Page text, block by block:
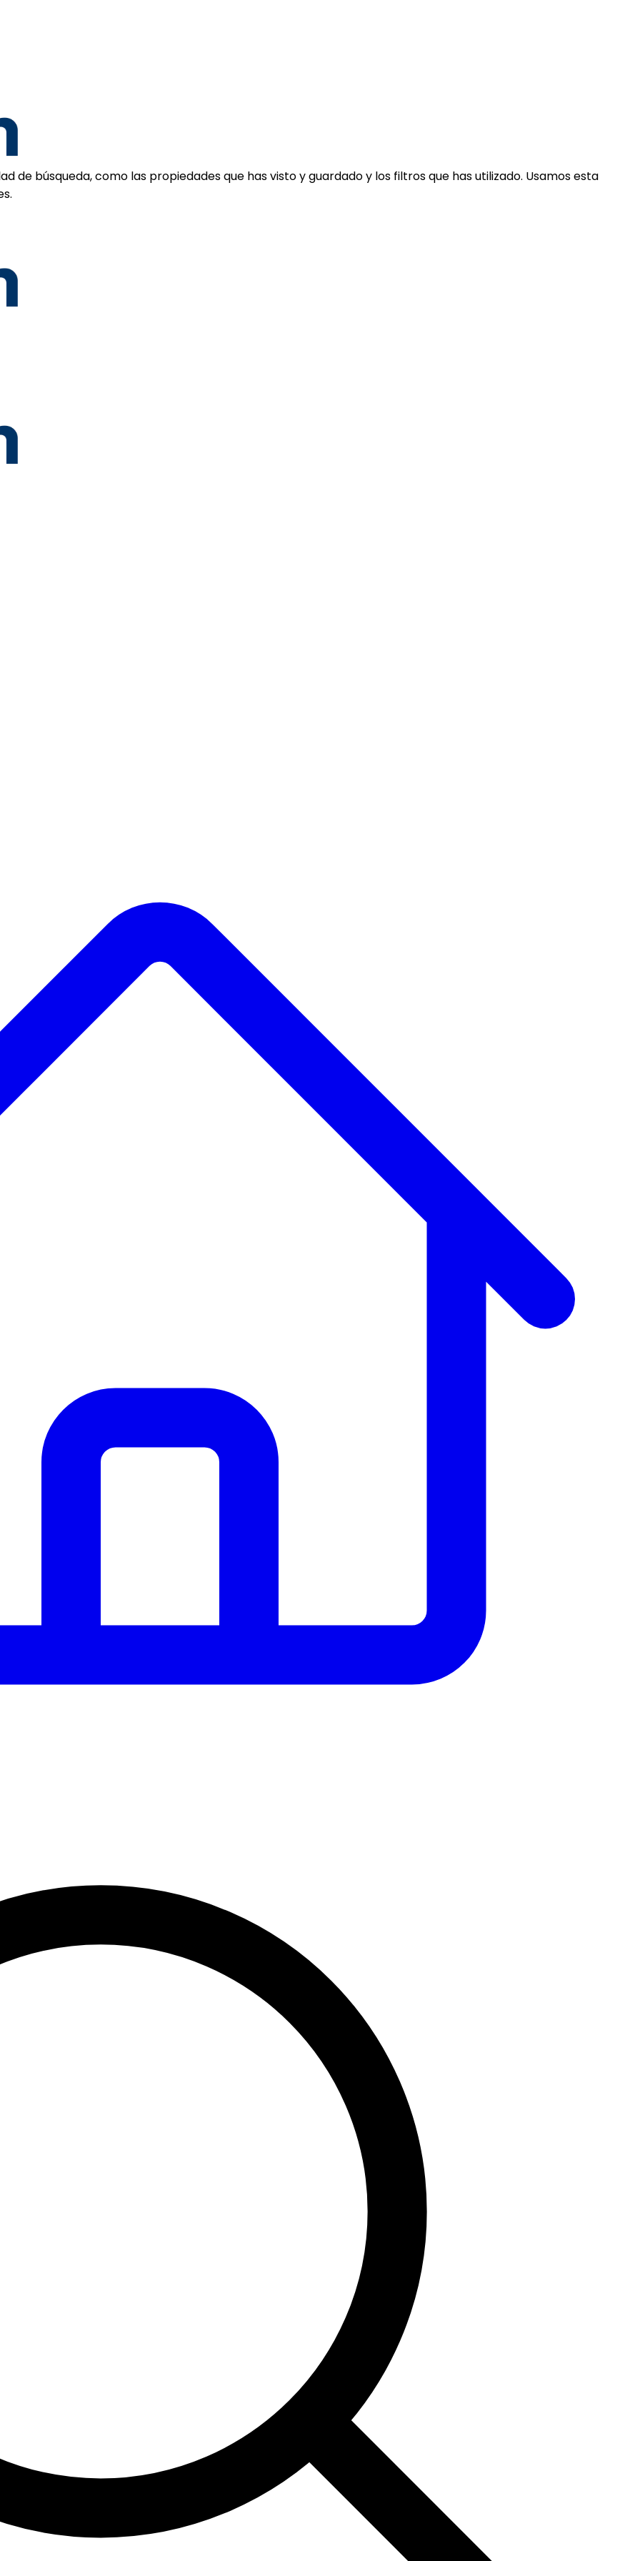
de búsqueda, como las propiedades que has visto y guardado y los filtros que has utilizado. Usamos esta